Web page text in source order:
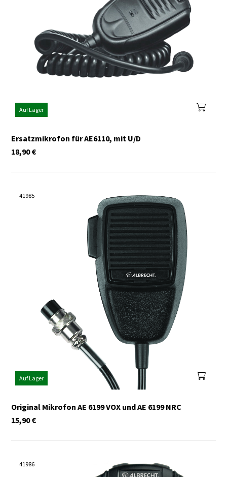
Auf Lager
Ersatzmikrofon für AE6110, mit U/D
€
18,90
41985
Auf Lager
Original Mikrofon AE 6199 VOX und AE 6199 NRC
€
15,90
41986